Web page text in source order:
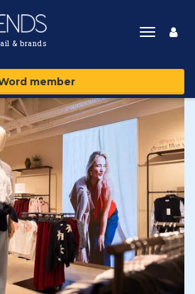
& brands
Toggle
member